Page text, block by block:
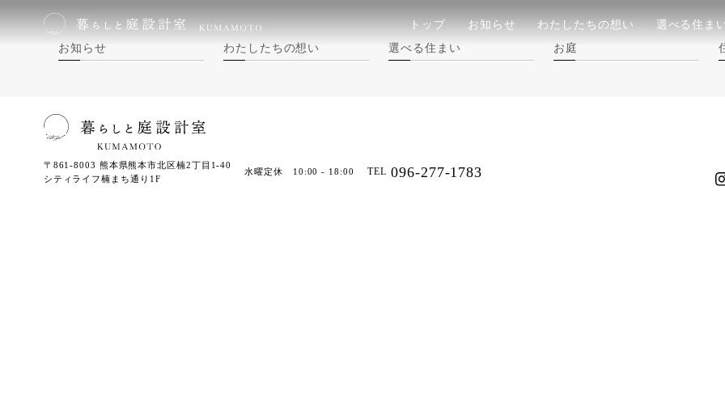
トップ お知らせ わたしたちの想い 選べる住ま
お知らせ
わたしたちの想い 選べる住まい お庭
〒861-8003 熊本県熊本市北区楠2丁目1-40
シティライフ楠まち通り1F
水曜定休 10:00 - 18:00 TEL 096-277-1783